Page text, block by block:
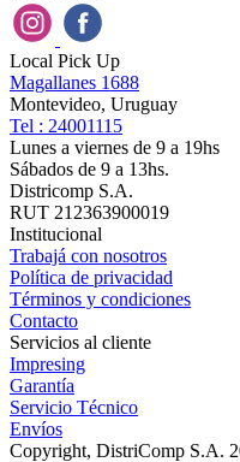
Local Pick Up
Magallanes 1688
Montevideo, Uruguay
Tel : 24001115
Lunes a viernes de 9 a 19hs
Sábados de 9 a 13hs.
Districomp S.A.
RUT 212363900019
Institucional
Trabajá con nosotros
Política de privacidad
Términos y condiciones
Contacto
Servicios al cliente
Impresing
Garantía
Servicio Técnico
Envíos
Copyright, DistriComp S.A.